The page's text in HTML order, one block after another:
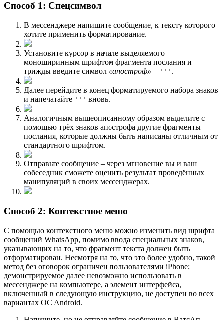
Способ 1: Спецсимвол
В мессенджере напишите сообщение, к тексту которого
хотите применить форматирование.
Установите курсор в начале выделяемого
моноширинным шрифтом фрагмента послания и
трижды введите символ «апостроф» – ''' .
Далее перейдите в конец форматируемого набора знаков
и напечатайте ''' вновь.
Аналогичным вышеописанному образом выделите с
помощью трёх знаков апострофа другие фрагменты
послания, которые должны быть написаны отличным от
стандартного шрифтом.
Отправьте сообщение – через мгновение вы и ваш
собеседник сможете оценить результат проведённых
манипуляций в своих мессенджерах.
Способ 2: Контекстное меню
С помощью контекстного меню можно изменить вид шрифта
сообщений WhatsApp, помимо ввода специальных знаков,
указывающих на то, что фрагмент текста должен быть
отформатирован. Несмотря на то, что это более удобно, такой
метод без оговорок ограничен пользователями iPhone;
демонстрируемое далее невозможно использовать в
мессенджере на компьютере, а элемент интерфейса,
включенный в следующую инструкцию, не доступен во всех
вариантах OC Android.